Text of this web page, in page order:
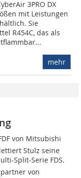
3PRO DX
mit Leistungen
Sie
R454C, das als
mehr
von Mitsubishi
Stulz seine
Split-Serie FDS.
von